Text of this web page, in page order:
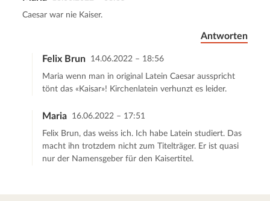
Caesar war nie Kaiser.
Antworten
Felix Brun 14.06.2022 – 18:56
Maria wenn man in original Latein Caesar ausspricht
tönt das «Kaisar»! Kirchenlatein verhunzt es leider.
Maria 16.06.2022 – 17:51
Felix Brun, das weiss ich. Ich habe Latein studiert. Das
macht ihn trotzdem nicht zum Titelträger. Er ist quasi
nur der Namensgeber für den Kaisertitel.